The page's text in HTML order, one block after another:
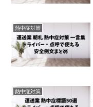
熱中症対策
熱中症対策